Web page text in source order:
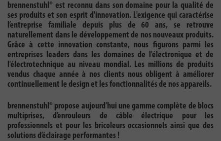
brennenstuhl® est reconnu dans son domaine pour la qualité de
ses produits et son esprit d'innovation. L'exigence qui caractérise
l’entreprise familiale depuis plus de 60 ans, se retrouve
naturellement dans le développement de nos nouveaux produits.
Grâce à cette innovation constante, nous figurons parmi les
entreprises leaders dans les domaines de l'électronique et de
l'électrotechnique au niveau mondial. Les millions de produits
vendus chaque année à nos clients nous obligent à améliorer
continuellement le design et les fonctionnalités de nos appareils.
brennenstuhl® propose aujourd’hui une gamme complète de blocs
multiprises, d’enrouleurs de câble électrique pour les
professionnels et pour les bricoleurs occasionnels ainsi que des
solutions d’éclairage performantes !